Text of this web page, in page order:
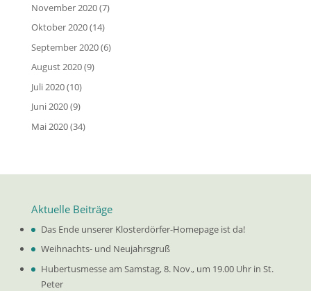
November 2020(7)
Oktober 2020(14)
September 2020(6)
August 2020(9)
Juli 2020(10)
Juni 2020(9)
Mai 2020(34)
Aktuelle Beiträge
Das Ende unserer Klosterdörfer-Homepage ist da!
Weihnachts- und Neujahrsgruß
Hubertusmesse am Samstag, 8. Nov., um 19.00 Uhr in St.
Peter